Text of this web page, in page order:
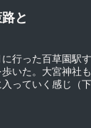
丘陵散
行った百草園駅
いた。大宮神社
っていく感じ（